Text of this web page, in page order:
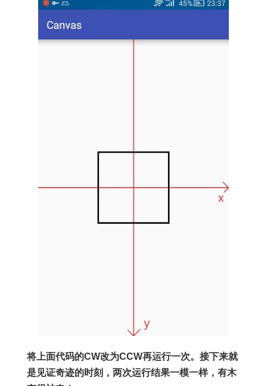
将上面代码的CW改为CCW再运行一次。接下来就
是见证奇迹的时刻，两次运行结果一模一样，有木